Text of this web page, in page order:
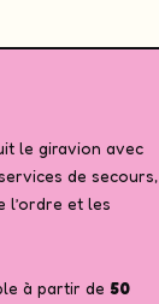
le giravion avec
de secours,
l’ordre et les
à partir de 50